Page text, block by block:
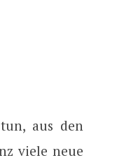
aus den
viele neue